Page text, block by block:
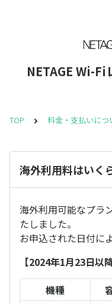
NETAGE Wi-Fi
TOP 料金・支払いにつ
海外利用料はいく
海外利用可能なプラ
たしました。
お申込された日付に
【2024年1月23日以
機種